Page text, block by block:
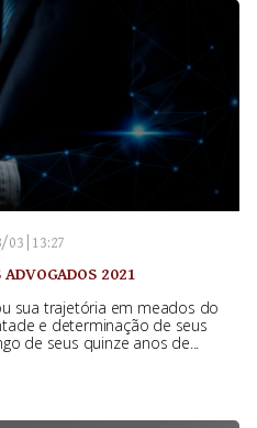
03 | 13:27
ADVOGADOS 2021
sua trajetória em meados do
e determinação de seus
de seus quinze anos de...